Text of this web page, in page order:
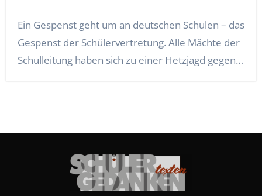
Ein Gespenst geht um an deutschen Schulen – das
Gespenst der Schülervertretung. Alle Mächte der
Schulleitung haben sich zu einer Hetzjagd gegen…